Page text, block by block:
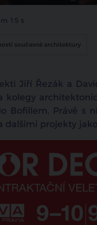
m 15 s
současné architektury
Jiří Řezák a
kolegy
Bofillem. Právě s
dalšími projekty